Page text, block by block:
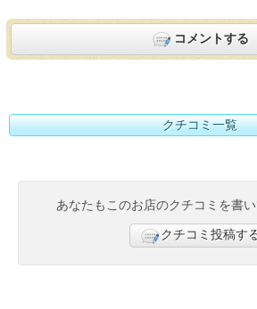
コメントする
クチコミ一覧
あなたもこのお店のクチコミを書
クチコミ投稿す